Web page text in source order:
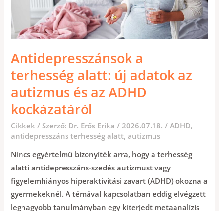
Antidepresszánsok a
terhesség alatt: új adatok az
autizmus és az ADHD
kockázatáról
Cikkek / Szerző: Dr. Erős Erika/ 2026.07.18./ADHD,
antidepresszáns terhesség alatt,autizmus
Nincs egyértelmű bizonyíték arra, hogy a terhesség
alatti antidepresszáns-szedés autizmust vagy
figyelemhiányos hiperaktivitási zavart (ADHD) okozna a
gyermekeknél. A témával kapcsolatban eddig elvégzett
legnagyobb tanulmányban egy kiterjedt metaanalízis
AUTIZMUS
ÉS
AZ
ADHD
KOCKÁZATÁRÓL